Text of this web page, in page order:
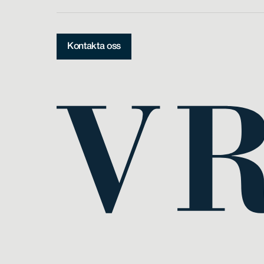
Kontakta oss
Kontakta oss